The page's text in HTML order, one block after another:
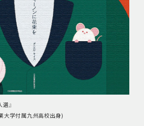
』
大学付属九州高校出身)